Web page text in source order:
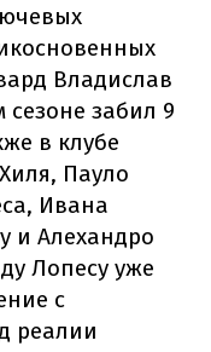
Владислав
забил 9
в клубе
Пауло
Ивана
и Алехандро
Лопесу уже
с
реалии